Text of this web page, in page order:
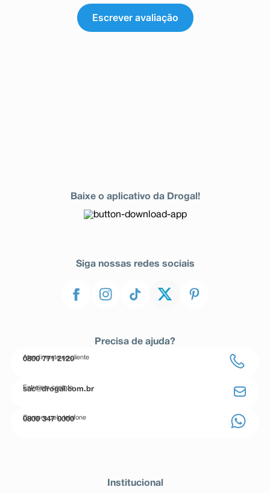
Escrever avaliação
Baixe o aplicativo da Drogal!
Siga nossas redes sociais
Precisa de ajuda?
Atendimento ao cliente
0800 771 2120
Entre em contato
sac@drogal.com.br
Compre pelo telefone
0800 347 0000
Institucional